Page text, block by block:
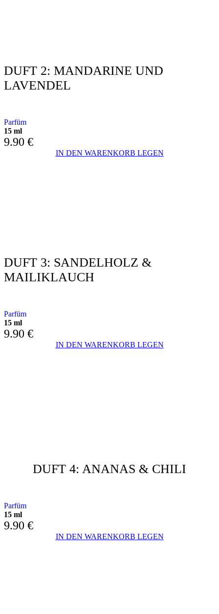
DUFT 2: MANDARINE UND
LAVENDEL
Parfüm
15 ml
9.90 €
IN DEN WARENKORB LEGEN
DUFT 3: SANDELHOLZ &
MAILIKLAUCH
Parfüm
15 ml
9.90 €
IN DEN WARENKORB LEGEN
DUFT 4: ANANAS & CHILI
Parfüm
15 ml
9.90 €
IN DEN WARENKORB LEGEN